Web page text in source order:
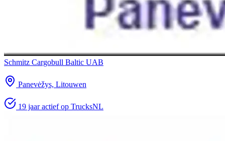
Schmitz Cargobull Baltic UAB
Panevėžys, Litouwen
19 jaar actief op TrucksNL